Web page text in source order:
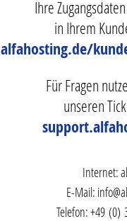
Ihre
in Ihrem
alfahosting.de/
Für Fragen
unseren
Internet:
E-Mail:
Telefon: +49 (0)